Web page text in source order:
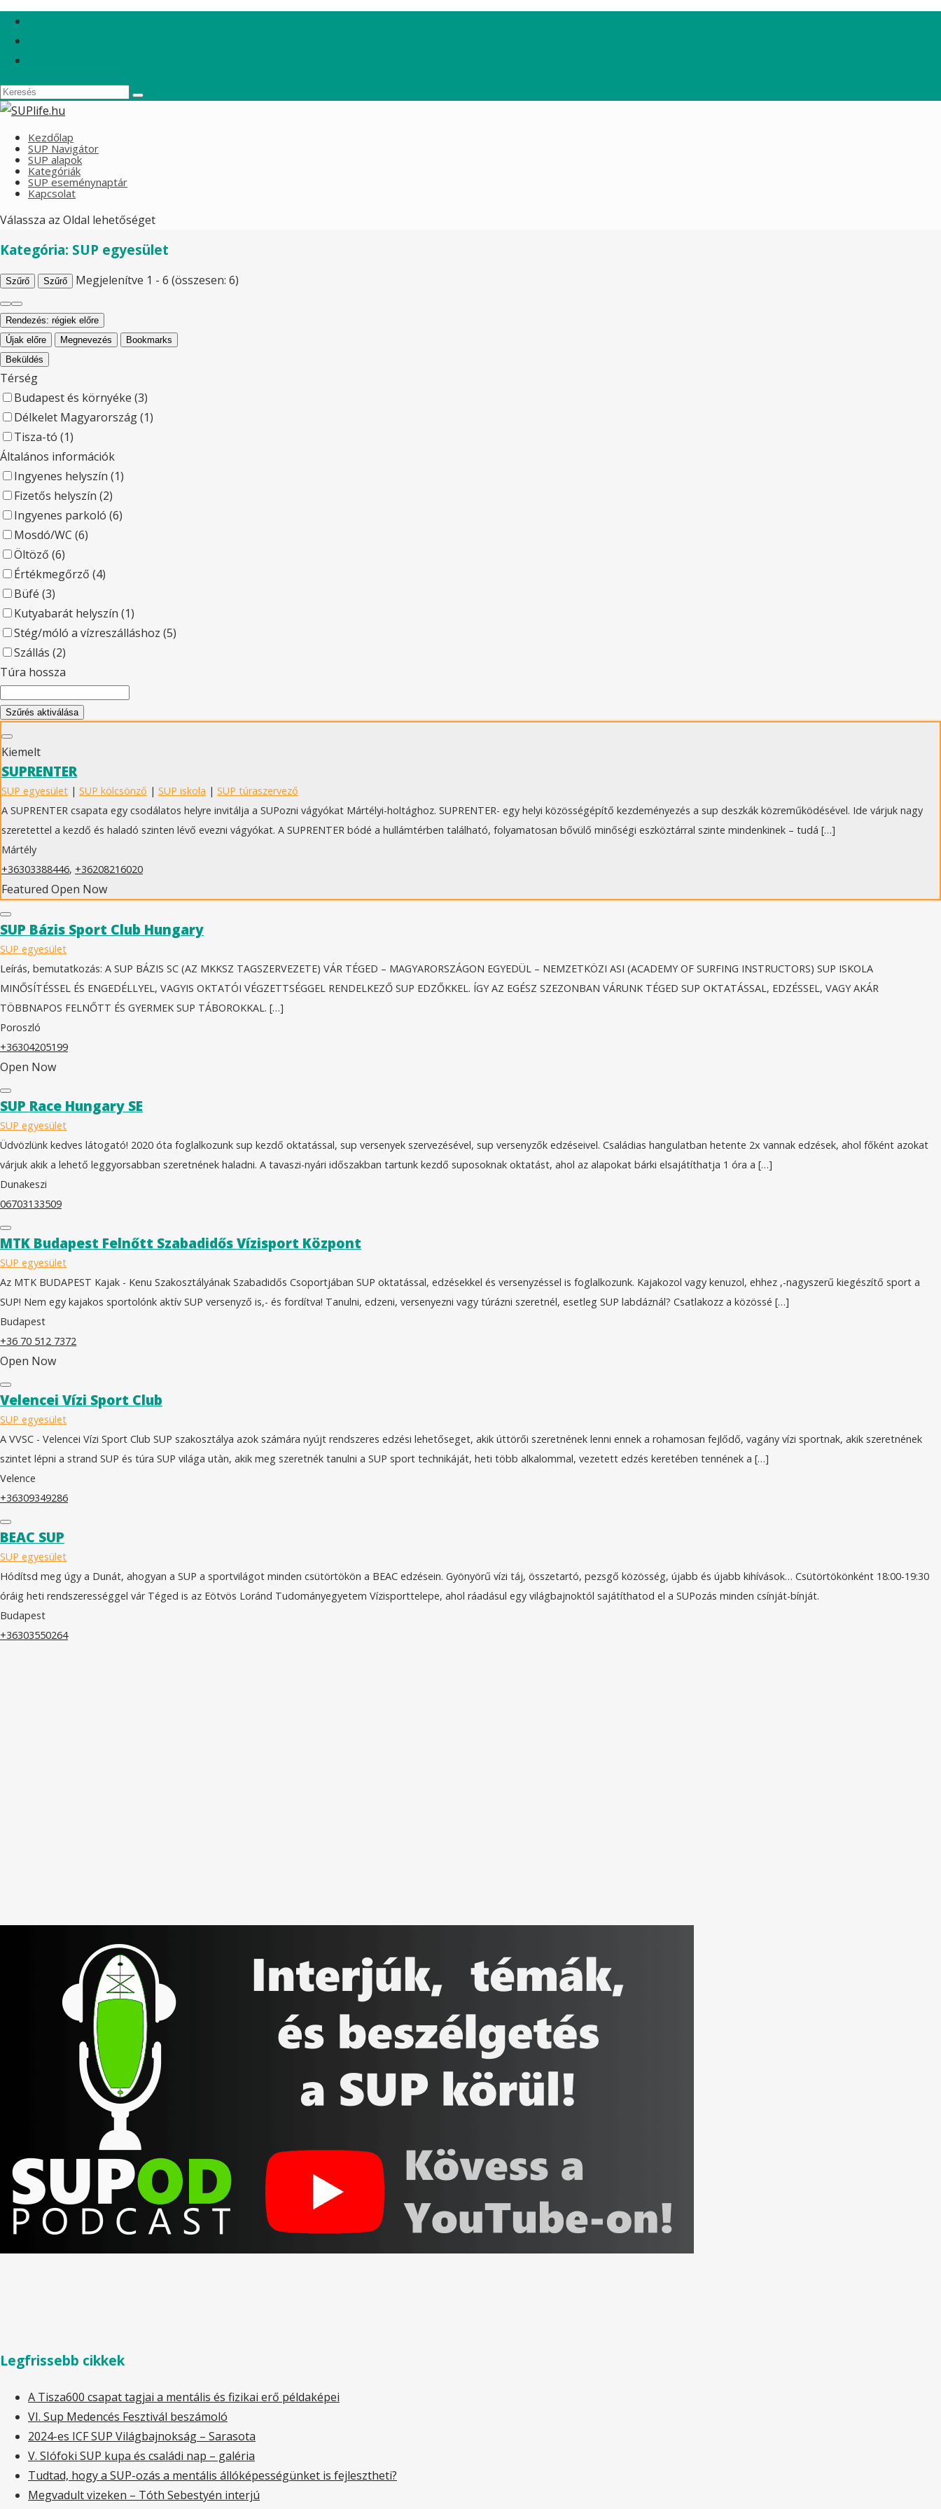
Kezdőlap
SUP Navigátor
SUP alapok
Kategóriák
SUP eseménynaptár
Kapcsolat
Válassza az Oldal lehetőséget
Kategória: SUP egyesület
Szűrő Szűrő Megjelenítve 1 - 6 (összesen: 6)
Rendezés: régiek előre
Újak előre
Megnevezés
Bookmarks
Beküldés
Térség
Budapest és környéke (3)
Délkelet Magyarország(1)
Tisza-tó (1)
Általános információk
Ingyenes helyszín (1)
Fizetős helyszín (2)
Ingyenes parkoló (6)
Mosdó/WC (6)
Öltöző (6)
Értékmegőrző (4)
Büfé (3)
Kutyabarát helyszín (1)
Stég/móló a vízreszálláshoz (5)
Szállás (2)
Túra hossza
Szűrés aktiválása
Kiemelt
SUPRENTER
SUP egyesület | SUP kölcsönző | SUP iskola | SUP túraszervező
A SUPRENTER csapata egy csodálatos helyre invitálja a SUPozni vágyókat Mártélyi-holtághoz. SUPRENTER- egy helyi közösségépítő kezdeményezés a sup deszkák közreműködésével. Ide várjuk nagy
szeretettel a kezdő és haladó szinten lévő evezni vágyókat. A SUPRENTER bódé a hullámtérben található, folyamatosan bővülő minőségi eszköztárral szinte mindenkinek – tudá […]
Mártély
+36303388446, +36208216020
Featured Open Now
SUP Bázis Sport Club Hungary
SUP egyesület
Leírás, bemutatkozás: A SUP BÁZIS SC (AZ MKKSZ TAGSZERVEZETE) VÁR TÉGED – MAGYARORSZÁGON EGYEDÜL – NEMZETKÖZI ASI (ACADEMY OF SURFING INSTRUCTORS) SUP ISKOLA
MINŐSÍTÉSSEL ÉS ENGEDÉLLYEL, VAGYIS OKTATÓI VÉGZETTSÉGGEL RENDELKEZŐ SUP EDZŐKKEL. ÍGY AZ EGÉSZ SZEZONBAN VÁRUNK TÉGED SUP OKTATÁSSAL, EDZÉSSEL, VAGY AKÁR
TÖBBNAPOS FELNŐTT ÉS GYERMEK SUP TÁBOROKKAL. […]
Poroszló
+36304205199
Open Now
SUP Race Hungary SE
SUP egyesület
Üdvözlünk kedves látogató! 2020 óta foglalkozunk sup kezdő oktatással, sup versenyek szervezésével, sup versenyzők edzéseivel. Családias hangulatban hetente 2x vannak edzések, ahol főként azokat
várjuk akik a lehető leggyorsabban szeretnének haladni. A tavaszi-nyári időszakban tartunk kezdő suposoknak oktatást, ahol az alapokat bárki elsajátíthatja 1 óra a […]
Dunakeszi
06703133509
MTK Budapest Felnőtt Szabadidős Vízisport Központ
SUP egyesület
Az MTK BUDAPEST Kajak - Kenu Szakosztályának Szabadidős Csoportjában SUP oktatással, edzésekkel és versenyzéssel is foglalkozunk. Kajakozol vagy kenuzol, ehhez ,-nagyszerű kiegészítő sport a
SUP! Nem egy kajakos sportolónk aktív SUP versenyző is,- és fordítva! Tanulni, edzeni, versenyezni vagy túrázni szeretnél, esetleg SUP labdáznál? Csatlakozz a közössé […]
Budapest
+36 70 512 7372
Open Now
Velencei Vízi Sport Club
SUP egyesület
A VVSC - Velencei Vízi Sport Club SUP szakosztálya azok számára nyújt rendszeres edzési lehetőseget, akik úttörői szeretnének lenni ennek a rohamosan fejlődő, vagány vízi sportnak, akik szeretnének
szintet lépni a strand SUP és túra SUP világa utàn, akik meg szeretnék tanulni a SUP sport technikáját, heti több alkalommal, vezetett edzés keretében tennének a […]
Velence
+36309349286
BEAC SUP
SUP egyesület
Hódítsd meg úgy a Dunát, ahogyan a SUP a sportvilágot minden csütörtökön a BEAC edzésein. Gyönyörű vízi táj, összetartó, pezsgő közösség, újabb és újabb kihívások… Csütörtökönként 18:00-19:30
óráig heti rendszerességgel vár Téged is az Eötvös Loránd Tudományegyetem Vízisporttelepe, ahol ráadásul egy világbajnoktól sajátíthatod el a SUPozás minden csínját-bínját.
Budapest
+36303550264
Legfrissebb cikkek
A Tisza600 csapat tagjai a mentális és fizikai erő példaképei
VI. Sup Medencés Fesztivál beszámoló
2024-es ICF SUP Világbajnokság – Sarasota
V. SIófoki SUP kupa és családi nap – galéria
Tudtad, hogy a SUP-ozás a mentális állóképességünket is fejlesztheti?
Megvadult vizeken – Tóth Sebestyén interjú